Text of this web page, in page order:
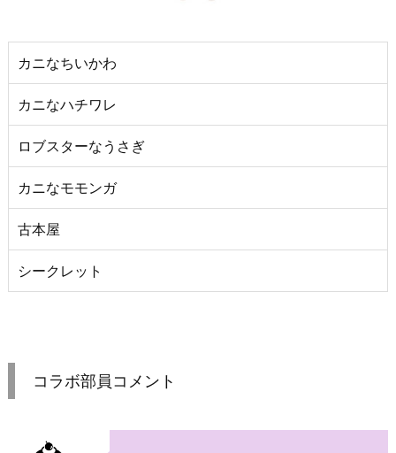
カニなちいかわ
カニなハチワレ
ロブスターなうさぎ
カニなモモンガ
古本屋
シークレット
コラボ部員コメント